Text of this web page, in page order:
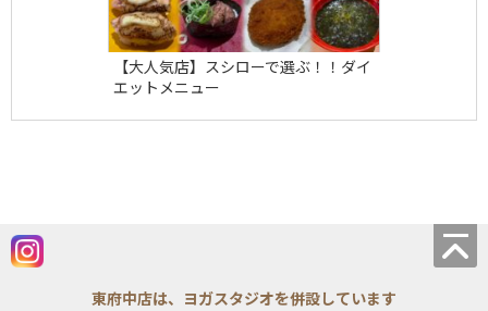
【大人気店】スシローで選ぶ！！ダイ
エットメニュー
東府中店は、ヨガスタジオを併設しています